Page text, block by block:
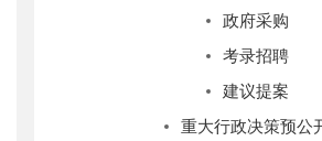
政府采购
考录招聘
建议提案
重大行政决策预公